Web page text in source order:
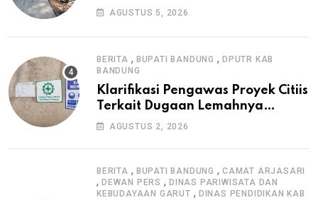
Warga, Selesai Tanpa Papan
AGUSTUS 5, 2026
BERITA , BUPATI BANDUNG ,DPUTR KAB
BANDUNG
Klarifikasi Pengawas Proyek Citiis
Terkait Dugaan Lemahnya
Pengawasan K3
AGUSTUS 2, 2026
BERITA , BUPATI BANDUNG ,CAMAT ARJASARI
, DEWAN PERS , DINAS PARIWISATA DAN
KEBUDAYAAN GARUT , DINAS PENDIDIKAN KAB